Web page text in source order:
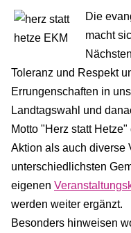
Die
macht
Toleranz und Respekt
Errungenschaften in
Landtagswahl und
Motto "Herz statt
Aktion als auch diverse
unterschiedlichsten
eigenen
werden weiter ergänzt.
Besonders hinweisen